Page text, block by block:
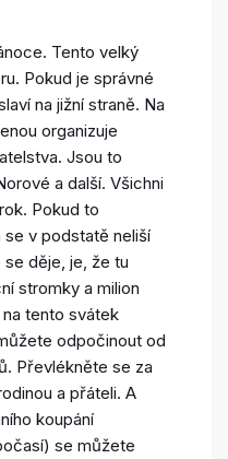
Tento velký
Pokud je správné
na jižní straně. Na
organizuje
Jsou to
a další. Všichni
Pokud to
se v podstatě neliší
děje, je, že tu
stromky a milion
tento svátek
odpočinout od
Převlékněte se za
a přáteli. A
koupání
se můžete